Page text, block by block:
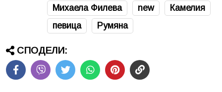
Михаела Филева
new
Камелия
певица
Румяна
СПОДЕЛИ: